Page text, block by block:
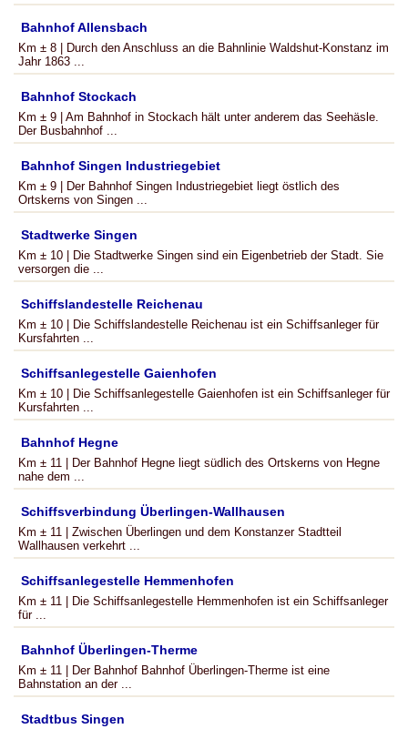
Bahnhof Allensbach
Km ± 8 | Durch den Anschluss an die Bahnlinie Waldshut-Konstanz im
Jahr 1863 ...
Bahnhof Stockach
Km ± 9 | Am Bahnhof in Stockach hält unter anderem das Seehäsle.
Der Busbahnhof ...
Bahnhof Singen Industriegebiet
Km ± 9 | Der Bahnhof Singen Industriegebiet liegt östlich des
Ortskerns von Singen ...
Stadtwerke Singen
Km ± 10 | Die Stadtwerke Singen sind ein Eigenbetrieb der Stadt. Sie
versorgen die ...
Schiffslandestelle Reichenau
Km ± 10 | Die Schiffslandestelle Reichenau ist ein Schiffsanleger für
Kursfahrten ...
Schiffsanlegestelle Gaienhofen
Km ± 10 | Die Schiffsanlegestelle Gaienhofen ist ein Schiffsanleger für
Kursfahrten ...
Bahnhof Hegne
Km ± 11 | Der Bahnhof Hegne liegt südlich des Ortskerns von Hegne
nahe dem ...
Schiffsverbindung Überlingen-Wallhausen
Km ± 11 | Zwischen Überlingen und dem Konstanzer Stadtteil
Wallhausen verkehrt ...
Schiffsanlegestelle Hemmenhofen
Km ± 11 | Die Schiffsanlegestelle Hemmenhofen ist ein Schiffsanleger
für ...
Bahnhof Überlingen-Therme
Km ± 11 | Der Bahnhof Bahnhof Überlingen-Therme ist eine
Bahnstation an der ...
Stadtbus Singen